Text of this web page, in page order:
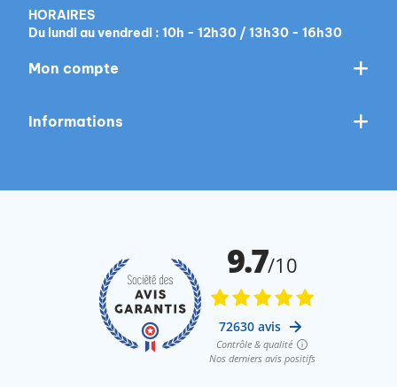
HORAIRES
Du lundi au vendredi : 10h - 12h30 / 13h30 - 16h30
Mon compte
Informations